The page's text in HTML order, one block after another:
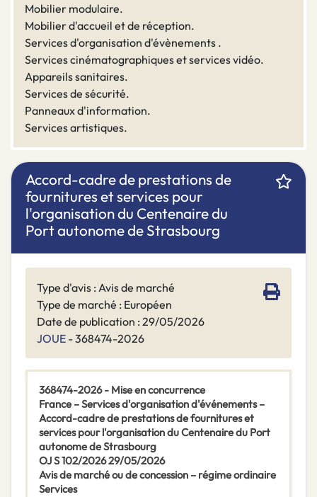
Mobilier modulaire.
Mobilier d'accueil et de réception.
Services d'organisation d'évènements .
Services cinématographiques et services vidéo.
Appareils sanitaires.
Services de sécurité.
Panneaux d'information.
Services artistiques.
Accord-cadre de prestations de
fournitures et services pour
l'organisation du Centenaire du
Port autonome de Strasbourg
Type d'avis : Avis de marché
Type de marché : Européen
Date de publication : 29/05/2026
JOUE - 368474-2026
368474-2026 - Mise en concurrence
France – Services d'organisation d'événements –
Accord-cadre de prestations de fournitures et
services pour l'organisation du Centenaire du Port
autonome de Strasbourg
OJ S 102/2026 29/05/2026
Avis de marché ou de concession – régime ordinaire
Services